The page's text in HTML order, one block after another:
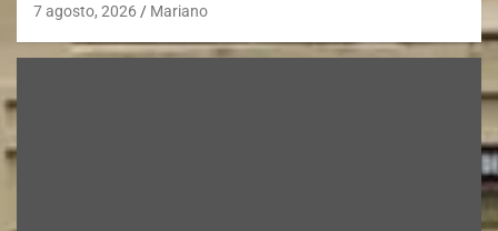
7 agosto, 2026 Mariano